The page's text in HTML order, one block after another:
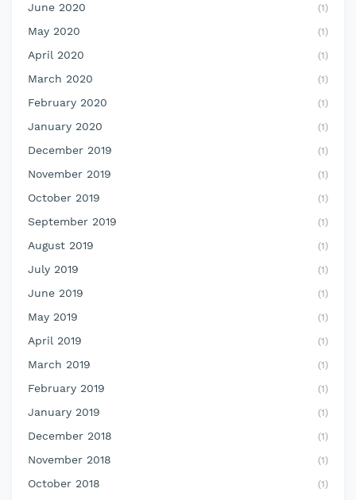
June 2020 (1)
May 2020 (1)
April 2020 (1)
March 2020 (1)
February 2020 (1)
January 2020 (1)
December 2019 (1)
November 2019 (1)
October 2019 (1)
September 2019 (1)
August 2019 (1)
July 2019 (1)
June 2019 (1)
May 2019 (1)
April 2019 (1)
March 2019 (1)
February 2019 (1)
January 2019 (1)
December 2018 (1)
November 2018 (1)
October 2018 (1)